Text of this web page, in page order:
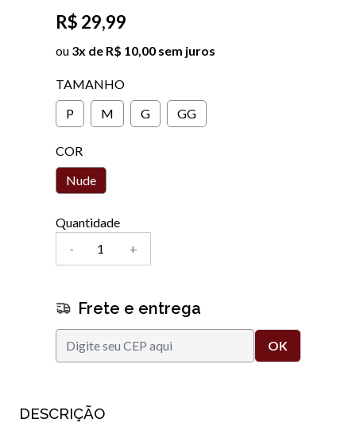
R$ 29,99
ou 3x de R$ 10,00 sem juros
TAMANHO
P
M G GG
COR
Nude
Quantidade
-
+
Frete e entrega
DESCRIÇÃO